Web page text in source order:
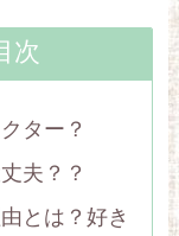
次
ター？
夫？？
とは？好き